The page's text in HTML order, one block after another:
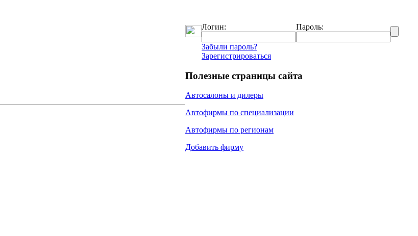
Логин: Пароль:
Забыли пароль?
Зарегистрироваться
Полезные страницы сайта
Автосалоны и дилеры
Автофирмы по специализации
Автофирмы по регионам
Добавить фирму